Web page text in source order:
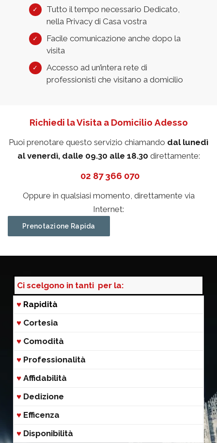
Tutto il tempo necessario Dedicato,
nella Privacy di Casa vostra
Facile comunicazione anche dopo la
visita
Accesso ad un’intera rete di
professionisti che visitano a domicilio
Richiedi la Visita a Domicilio Adesso
Puoi prenotare questo servizio chiamando dal lunedì
al venerdì, dalle 09.30 alle 18.30 direttamente:
02 87 366 070
Oppure in qualsiasi momento, direttamente via
Internet:
Prenotazione Rapida
Ci scelgono in tanti per la:
♥ Rapidità
♥ Cortesia
♥ Comodità
♥ Professionalità
♥ Affidabilità
♥ Dedizione
♥ Efficenza
♥ Disponibilità